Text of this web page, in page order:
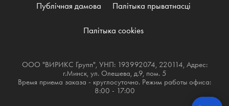
Публічная дамова Палітыка прыватнасці
Палітыка cookies
ООО "ВИРИКС Групп", УНП: 193992074, 220114, Адрес:
г.Минск, ул. Олешева, д.9, пом. 5
Время приема заказа - круглосуточно. Режим работы офиса:
8:00 - 17:00